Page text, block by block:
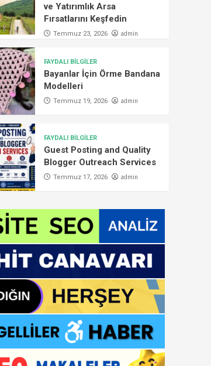
ve Yatırımlık Arsa
Fırsatlarını Keşfedin
Temmuz 23, 2026 admin
FAYDALI BİLGİLER
Bayanlar İçin Örme Bandana
Modelleri
Temmuz 19, 2026 admin
FAYDALI BİLGİLER
Guest Posting and Quality
Blogger Outreach Services
Temmuz 17, 2026 admin